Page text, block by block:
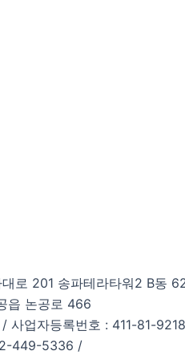
로 201 송파테라타워2 B동
읍 논공로 466
사업자등록번호 : 411-81-
449-5336 /